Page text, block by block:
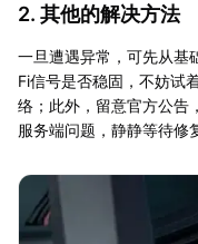
2. 其他的解决方法
一旦遭遇异常，可先从基
Fi信号是否稳固，不妨试
络；此外，留意官方公告
服务端问题，静静等待修